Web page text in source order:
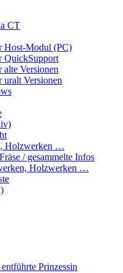
CT
Host-Modul (PC)
QuickSupport
alte Versionen
uralt Versionen
Holzwerken …
/ gesammelte Infos
Holzwerken …
Prinzessin